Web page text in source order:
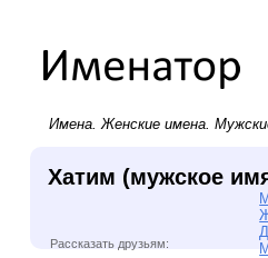
Имена.Женские имена.
Хатим (мужское
Рассказать друзьям: